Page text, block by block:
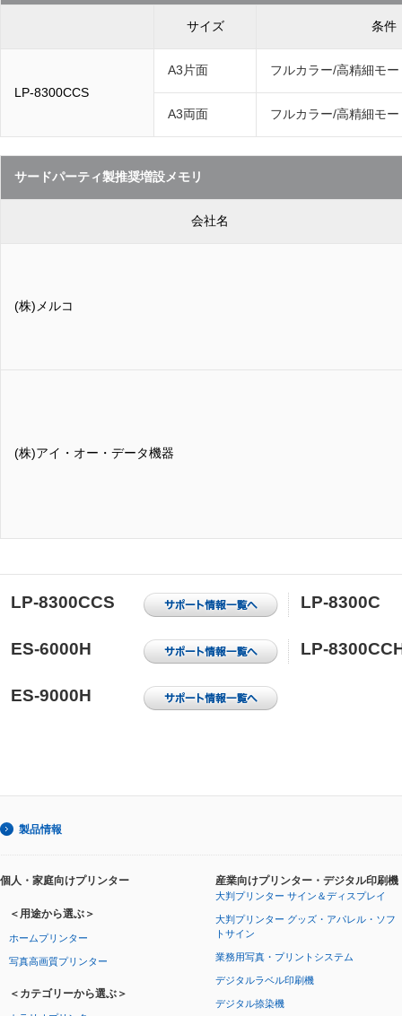
サイズ 条件
LP-8300CCS
A3片面 フルカラー/高精細モー
A3両面 フルカラー/高精細モー
サードパーティ製推奨増設メモリ
会社名
(株)メルコ
(株)アイ・オー・データ機器
LP-8300CCS LP-8300C
ES-6000H LP-
ES-9000H
製品情報
個人・家庭向けプリンター
＜用途から選ぶ＞
ホームプリンター
写真高画質プリンター
＜カテゴリーから選ぶ＞
産業向けプリンター・デジタル印刷機
大判プリンター サイン＆ディスプレイ
大判プリンター グッズ・アパレル・ソフ
トサイン
業務用写真・プリントシステム
デジタルラベル印刷機
デジタル捺染機